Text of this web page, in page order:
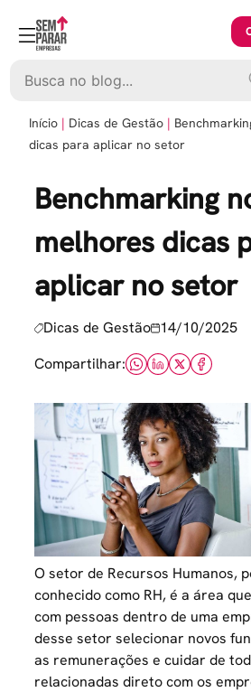
content
Início Dicas de Gestão
dicas para aplicar no setor
Benchmarking
melhores dicas
aplicar no setor
Dicas de Gestão 14/10/2025
Compartilhar:
O setor de Recursos Humanos,
conhecido como RH, é a área
com pessoas dentro de uma
desse setor selecionar novos
as remunerações e cuidar de
relacionadas direto com os